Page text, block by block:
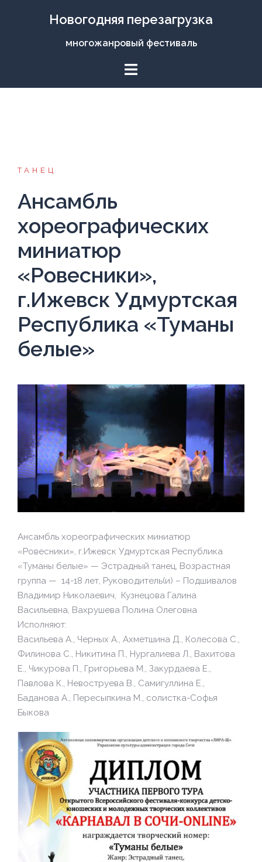
Новогодняя перезагрузка
многожанровый фестиваль
ТАНЕЦ
Ансамбль
хореографических
миниатюр
«Ровесники»,
г.Ижевск Удмуртская
Республика «Туманы
белые»
Ансамбль хореографических миниатюр
«Ровесники», г.Ижевск Удмуртская Республика
«Туманы белые» — Эстрадный танец, Возрастная
группа — 14-18 лет, Руководитель(и) – Подшивалов
Владимир Николаевич, Кузнецова Галина
Васильевна, Вахрушева Полина Олеговна
Исполняют:
Васильева А., Черных А., Ахметшина Д., Колесова С.,
Филинова С., Никитина П., Нургалиева Л., Вахитова
Е., Чикурова П., Григорьева М., Закурдаева Е.,
Павлова К., Невоструева В., Самигуллина Е.,
Баданова А., Пересыпкина М., солистка-Софья
Быкова